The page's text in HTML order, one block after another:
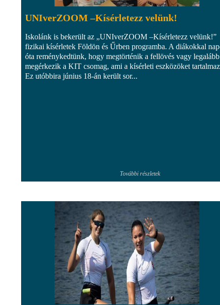
UNIverZOOM –Kísérletezz velünk!
Iskolánk is bekerült az „UNIverZOOM –Kísérletezz velünk!”
fizikai kísérletek Földön és Űrben programba. A diákokkal
óta reménykedtünk, hogy megtörténik a fellövés vagy legalább
megérkezik a KIT csomag, ami a kísérleti eszközöket
Ez utóbbira június 18-án került sor...
További részletek